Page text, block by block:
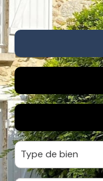
De l'immo pro
Type de bien